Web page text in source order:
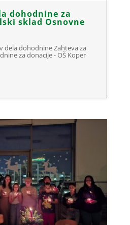
dohodnine za
sklad Osnovne
dela dohodnine Zahteva za
za donacije - OŠ Koper